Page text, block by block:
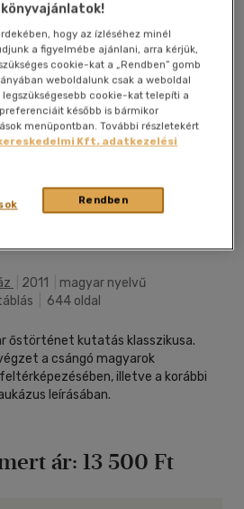
Megosztom
2011
magyar nyelvű
644 oldal
őstörténet kutatás klasszikusa.
a csángó magyarok
illetve a korábbi
leírásában.
ár: 13 500 Ft
hogy az ízléséhez minél
a figyelmébe ajánlani, arra kérjük,
cookie-kat a „Rendben” gomb
weboldalunk csak a weboldal
cookie-kat telepíti a
később is bármikor
menüpontban. További részletekért
Kft. adatkezelési
Rendben